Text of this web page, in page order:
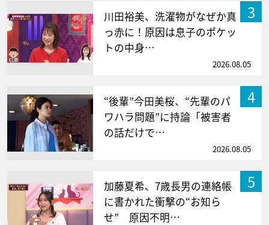
3
川田裕美、洗濯物がなぜか真
っ赤に！原因は息子のポケッ
トの中身…
2026.08.05
4
“後輩”今田美桜、“先輩のパ
ワハラ問題”に持論「被害者
の話だけで…
2026.08.05
5
加藤夏希、7歳長男の連絡帳
に書かれた衝撃の“お知ら
せ” 原因不明…